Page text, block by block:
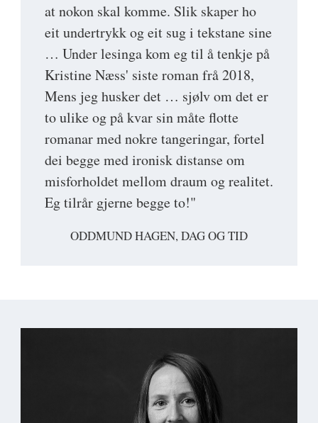
at nokon skal komme. Slik skaper ho
eit undertrykk og eit sug i tekstane sine
… Under lesinga kom eg til å tenkje på
Kristine Næss' siste roman frå 2018,
Mens jeg husker det … sjølv om det er
to ulike og på kvar sin måte flotte
romanar med nokre tangeringar, fortel
dei begge med ironisk distanse om
misforholdet mellom draum og realitet.
Eg tilrår gjerne begge to!"
ODDMUND HAGEN, DAG OG TID